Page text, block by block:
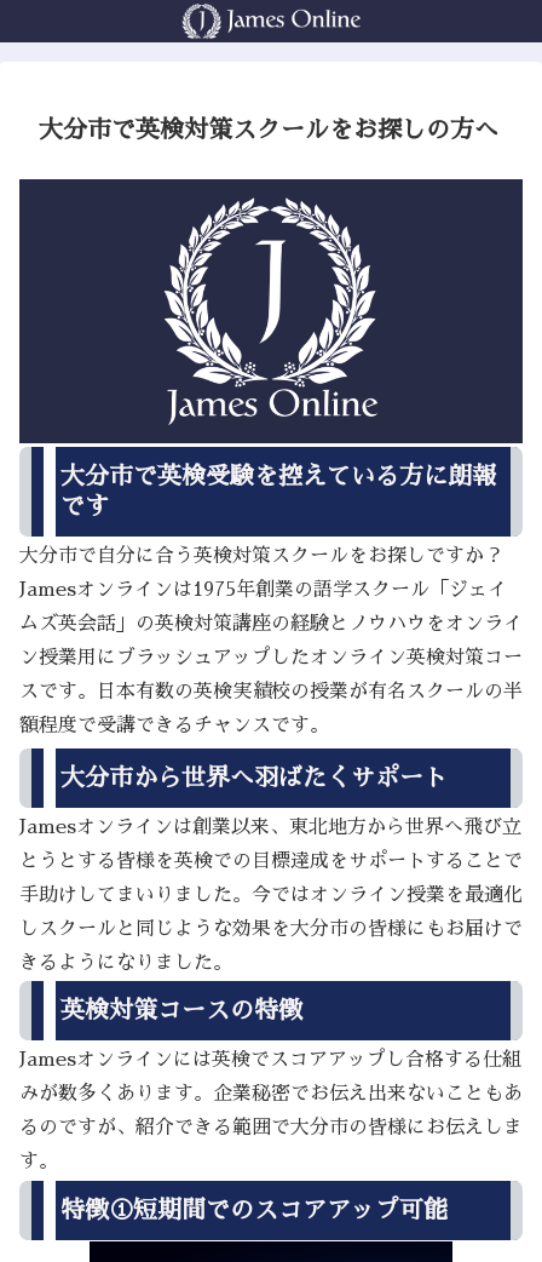
大分市で英検対策スクールをお探しの方へ
大分市で英検受験を控えている方に朗報
です
大分市で自分に合う英検対策スクールをお探しですか？
Jamesオンラインは1975年創業の語学スクール「ジェイ
ムズ英会話」の英検対策講座の経験とノウハウをオンライ
ン授業用にブラッシュアップしたオンライン英検対策コー
スです。日本有数の英検実績校の授業が有名スクールの半
額程度で受講できるチャンスです。
大分市から世界へ羽ばたくサポート
Jamesオンラインは創業以来、東北地方から世界へ飛び立
とうとする皆様を英検での目標達成をサポートすることで
手助けしてまいりました。今ではオンライン授業を最適化
しスクールと同じような効果を大分市の皆様にもお届けで
きるようになりました。
英検対策コースの特徴
Jamesオンラインには英検でスコアアップし合格する仕組
みが数多くあります。企業秘密でお伝え出来ないこともあ
るのですが、紹介できる範囲で大分市の皆様にお伝えしま
す。
特徴①短期間でのスコアアップ可能